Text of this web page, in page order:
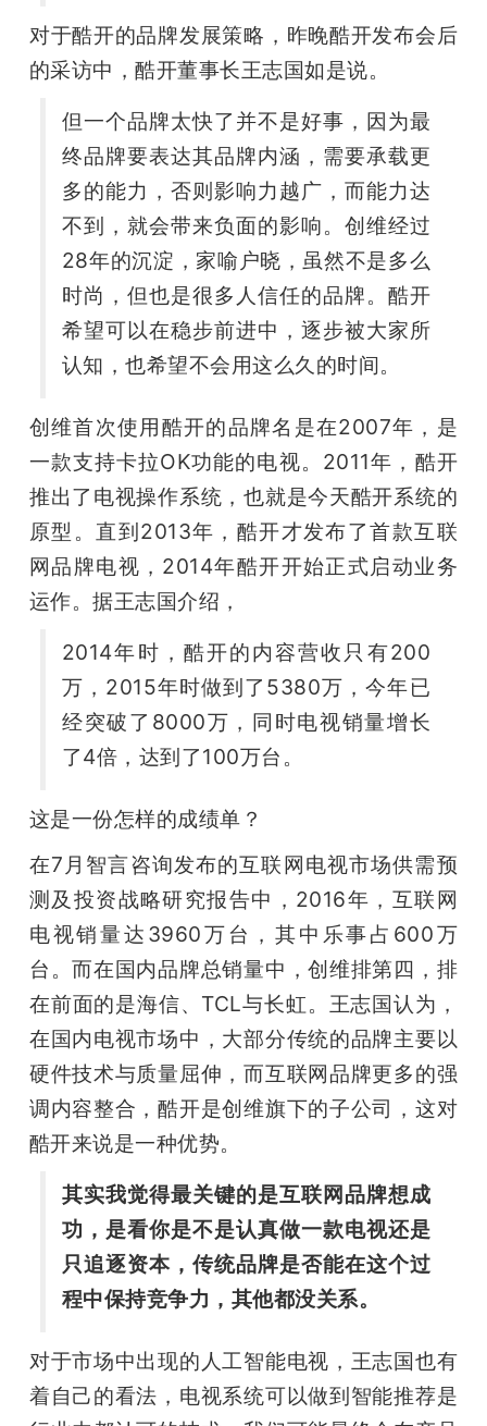
GAIR
专
题
爱
搞
对于酷开的品牌发展策略，昨晚酷开发布会后
的采访中，酷开董事长王志国如是说。
但一个品牌太快了并不是好事，因为最
终品牌要表达其品牌内涵，需要承载更
多的能力，否则影响力越广，而能力达
不到，就会带来负面的影响。创维经过
28年的沉淀，家喻户晓，虽然不是多么
时尚，但也是很多人信任的品牌。酷开
希望可以在稳步前进中，逐步被大家所
认知，也希望不会用这么久的时间。
创维首次使用酷开的品牌名是在2007年，是
一款支持卡拉OK功能的电视。2011年，酷开
推出了电视操作系统，也就是今天酷开系统的
原型。直到2013年，酷开才发布了首款互联
网品牌电视，2014年酷开开始正式启动业务
运作。据王志国介绍，
2014年时，酷开的内容营收只有200
万，2015年时做到了5380万，今年已
经突破了8000万，同时电视销量增长
了4倍，达到了100万台。
这是一份怎样的成绩单？
在7月智言咨询发布的互联网电视市场供需预
测及投资战略研究报告中，2016年，互联网
电视销量达3960万台，其中乐事占600万
台。而在国内品牌总销量中，创维排第四，排
在前面的是海信、TCL与长虹。王志国认为，
在国内电视市场中，大部分传统的品牌主要以
硬件技术与质量屈伸，而互联网品牌更多的强
调内容整合，酷开是创维旗下的子公司，这对
酷开来说是一种优势。
其实我觉得最关键的是互联网品牌想成
功，是看你是不是认真做一款电视还是
只追逐资本，传统品牌是否能在这个过
程中保持竞争力，其他都没关系。
对于市场中出现的人工智能电视，王志国也有
着自己的看法，电视系统可以做到智能推荐是